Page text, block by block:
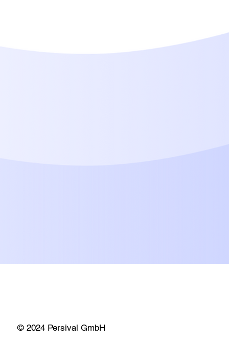
© 2024 Persival GmbH